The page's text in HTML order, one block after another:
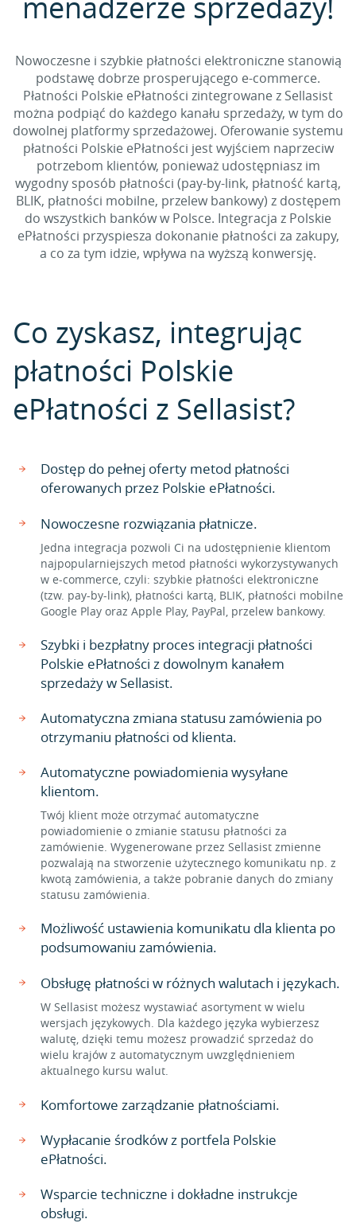
Nowoczesne i szybkie płatności elektroniczne stanowią
podstawę dobrze prosperującego e-commerce.
Płatności Polskie ePłatności zintegrowane z Sellasist
można podpiąć do każdego kanału sprzedaży, w tym do
dowolnej platformy sprzedażowej. Oferowanie systemu
płatności Polskie ePłatności jest wyjściem naprzeciw
potrzebom klientów, ponieważ udostępniasz im
wygodny sposób płatności (pay-by-link, płatność kartą,
BLIK, płatności mobilne, przelew bankowy) z dostępem
do wszystkich banków w Polsce. Integracja z Polskie
ePłatności przyspiesza dokonanie płatności za zakupy,
a co za tym idzie, wpływa na wyższą konwersję.
Co zyskasz, integrując
płatności Polskie
ePłatności z Sellasist?
Dostęp do pełnej oferty metod płatności
oferowanych przez Polskie ePłatności.
Nowoczesne rozwiązania płatnicze.
Jedna integracja pozwoli Ci na udostępnienie klientom
najpopularniejszych metod płatności wykorzystywanych
w e-commerce, czyli: szybkie płatności elektroniczne
(tzw. pay-by-link), płatności kartą, BLIK, płatności mobilne
Google Play oraz Apple Play, PayPal, przelew bankowy.
Szybki i bezpłatny proces integracji płatności
Polskie ePłatności z dowolnym kanałem
sprzedaży w Sellasist.
Automatyczna zmiana statusu zamówienia po
otrzymaniu płatności od klienta.
Automatyczne powiadomienia wysyłane
klientom.
Twój klient może otrzymać automatyczne
powiadomienie o zmianie statusu płatności za
zamówienie. Wygenerowane przez Sellasist zmienne
pozwalają na stworzenie użytecznego komunikatu np. z
kwotą zamówienia, a także pobranie danych do zmiany
statusu zamówienia.
Możliwość ustawienia komunikatu dla klienta po
podsumowaniu zamówienia.
Obsługę płatności w różnych walutach i językach.
W Sellasist możesz wystawiać asortyment w wielu
wersjach językowych. Dla każdego języka wybierzesz
walutę, dzięki temu możesz prowadzić sprzedaż do
wielu krajów z automatycznym uwzględnieniem
aktualnego kursu walut.
Komfortowe zarządzanie płatnościami.
Wypłacanie środków z portfela Polskie
ePłatności.
Wsparcie techniczne i dokładne instrukcje
obsługi.